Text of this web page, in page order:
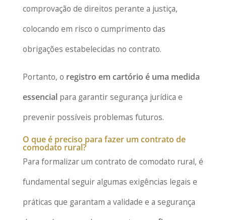
comprovação de direitos perante a justiça,
colocando em risco o cumprimento das
obrigações estabelecidas no contrato.
Portanto, o registro em cartório é uma medida
essencialpara garantir segurança jurídica e
prevenir possíveis problemas futuros.
O que é preciso para fazer um contrato de
comodato rural?
Para formalizar um contrato de comodato rural, é
fundamental seguir algumas exigências legais e
práticas que garantam a validade e a segurança